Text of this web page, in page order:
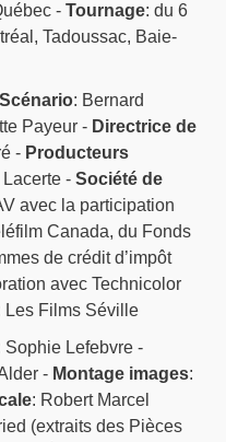
-Tournage: du 6
Tadoussac, Baie-
Scénario: Bernard
Payeur - Directrice de
- Producteurs
Lacerte -Société de
avec la participation
Canada, du Fonds
de crédit d’impôt
avec Technicolor
Les Films Séville
Sophie Lefebvre -
- Montage images:
: Robert Marcel
(extraits des Pièces